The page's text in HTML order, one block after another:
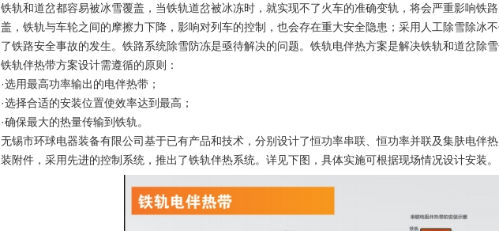
铁轨和道岔都容易被冰雪覆盖，当铁轨道岔被冰冻时，就实现不了火车的准确变轨，将会严重影响铁
盖，铁轨与车轮之间的摩擦力下降，影响对列车的控制，也会存在重大安全隐患；采用人工除雪除冰
了铁路安全事故的发生。铁路系统除雪防冻是亟待解决的问题。铁轨电伴热方案是解决铁轨和道岔除雪
铁轨伴热带方案设计需遵循的原则：
·选用最高功率输出的电伴热带；
·选择合适的安装位置使效率达到最高；
·确保最大的热量传输到铁轨。
无锡市环球电器装备有限公司基于已有产品和技术，分别设计了恒功率串联、恒功率并联及集肤电伴
装附件，采用先进的控制系统，推出了铁轨伴热系统。详见下图，具体实施可根据现场情况设计安装。